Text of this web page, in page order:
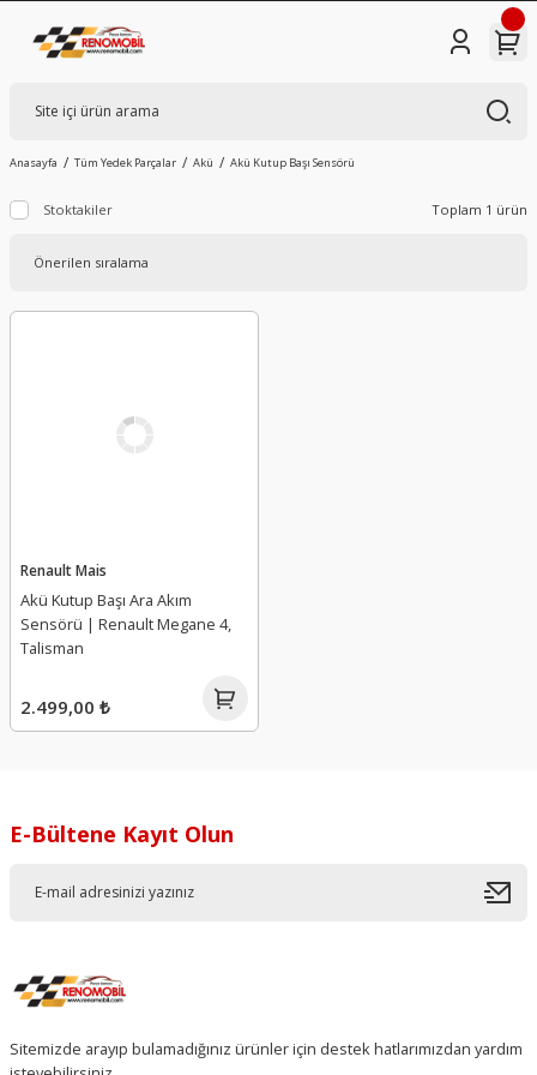
Anasayfa Tüm Yedek Parçalar Akü Akü Kutup Başı Sensörü
Stoktakiler Toplam 1 ürün
Renault Mais
Akü Kutup Başı Ara Akım
Sensörü | Renault Megane 4,
Talisman
2.499,00 ₺
E-Bültene Kayıt Olun
Sitemizde arayıp bulamadığınız ürünler için destek hatlarımızdan yardım